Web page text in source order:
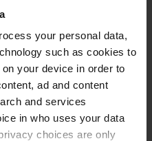
your personal data,
such as cookies to
your device in order to
ad and content
and services
in who uses your data
choices are only
12 avis
ici ?